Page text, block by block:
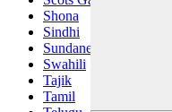
Shona
Sindhi
Sundanese
Swahili
Tajik
Tamil